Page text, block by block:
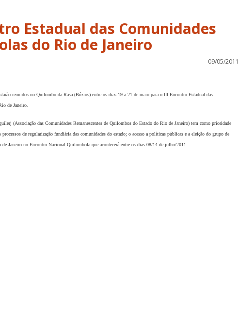
Estadual das Comunidades
do Rio de Janeiro
09/05/2011
reunidos no Quilombo da Rasa (Búzios) entre os dias 19 a 21 de maio para o III Encontro Estadual das
de Janeiro.
(Associação das Comunidades Remanescentes de Quilombos do Estado do Rio de Janeiro) tem como prioridade
processos de regularização fundiária das comunidades do estado; o acesso a políticas públicas e a eleição do grupo de
de Janeiro no Encontro Nacional Quilombola que acontecerá entre os dias 08/14 de julho/2011.